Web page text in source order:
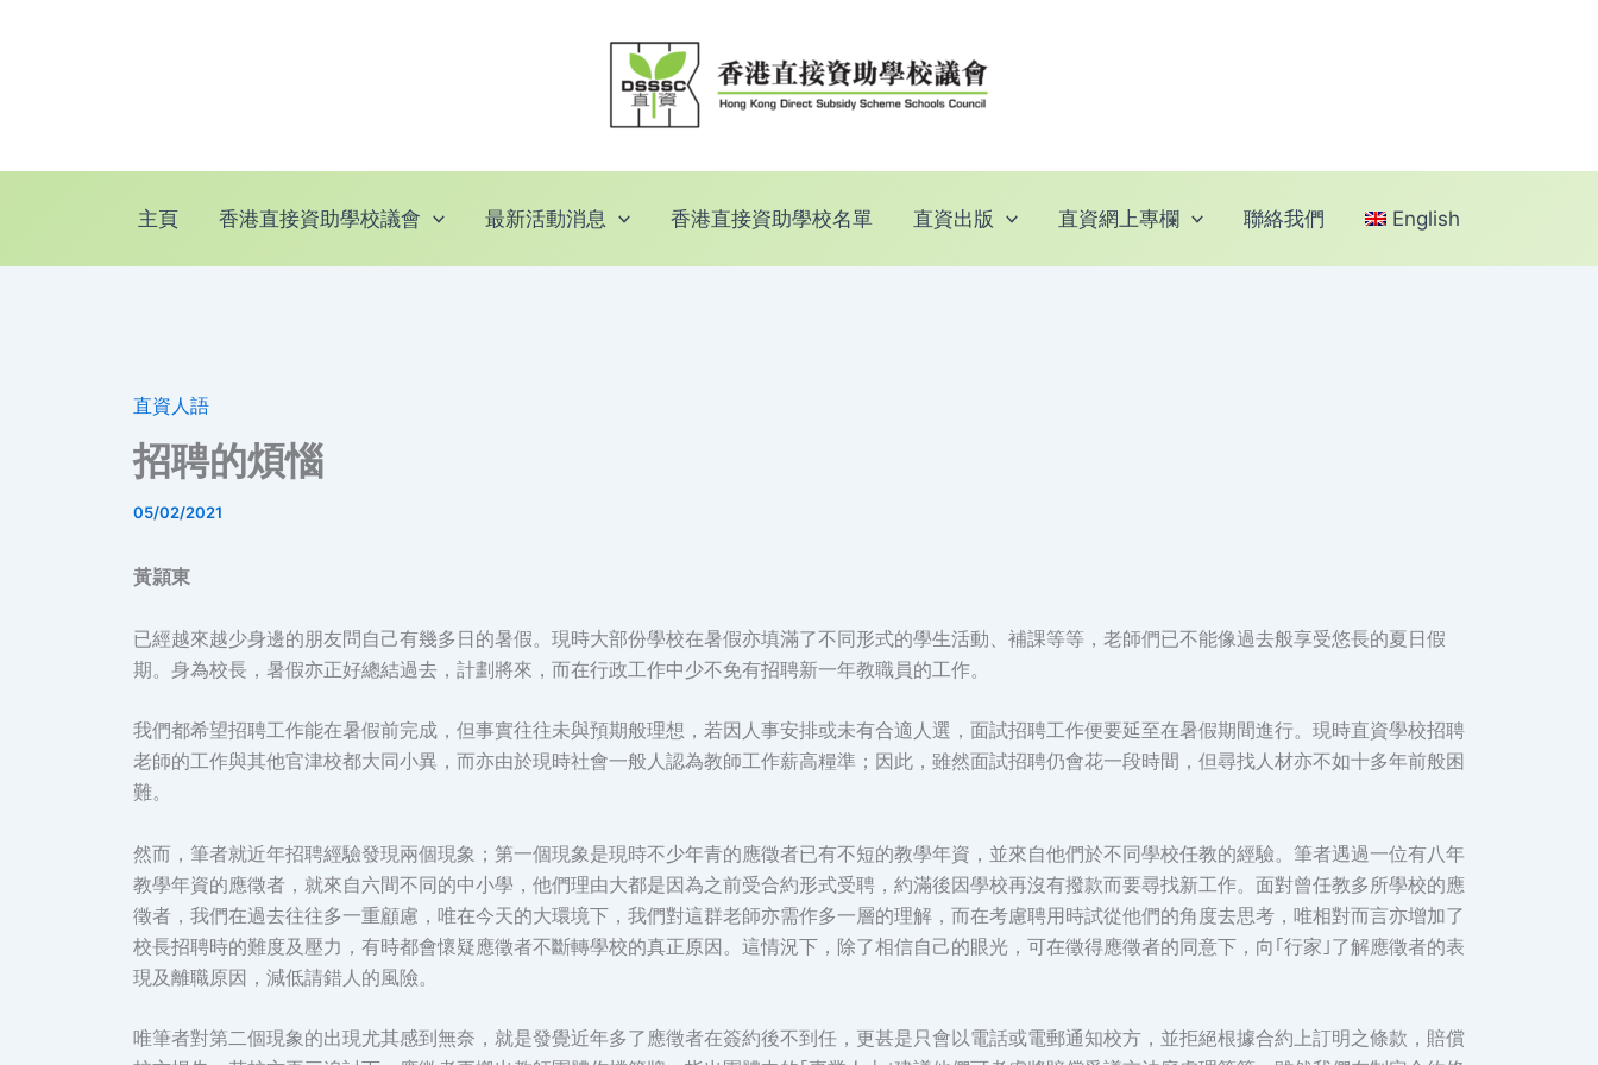
容
主頁 香港直接資助學校議會 最新活動消息 香港直接資助學校名單 直資出版 直資網上專欄 聯絡我們 English
直資人語
招聘的煩惱
05/02/2021
黃頴東
已經越來越少身邊的朋友問自己有幾多日的暑假。現時大部份學校在暑假亦填滿了不同形式的學生活動、補課等等，老師們已不能像過去般享受悠長的夏日假
期。身為校長，暑假亦正好總結過去，計劃將來，而在行政工作中少不免有招聘新一年教職員的工作。
我們都希望招聘工作能在暑假前完成，但事實往往未與預期般理想，若因人事安排或未有合適人選，面試招聘工作便要延至在暑假期間進行。現時直資學校招聘
老師的工作與其他官津校都大同小異，而亦由於現時社會一般人認為教師工作薪高糧準；因此，雖然面試招聘仍會花一段時間，但尋找人材亦不如十多年前般困
難。
然而，筆者就近年招聘經驗發現兩個現象；第一個現象是現時不少年青的應徵者已有不短的教學年資，並來自他們於不同學校任教的經驗。筆者遇過一位有八年
教學年資的應徵者，就來自六間不同的中小學，他們理由大都是因為之前受合約形式受聘，約滿後因學校再沒有撥款而要尋找新工作。面對曾任教多所學校的應
徵者，我們在過去往往多一重顧慮，唯在今天的大環境下，我們對這群老師亦需作多一層的理解，而在考慮聘用時試從他們的角度去思考，唯相對而言亦增加了
校長招聘時的難度及壓力，有時都會懷疑應徵者不斷轉學校的真正原因。這情況下，除了相信自己的眼光，可在徵得應徵者的同意下，向｢行家｣了解應徵者的表
現及離職原因，減低請錯人的風險。
唯筆者對第二個現象的出現尤其感到無奈，就是發覺近年多了應徵者在簽約後不到任，更甚是只會以電話或電郵通知校方，並拒絕根據合約上訂明之條款，賠償